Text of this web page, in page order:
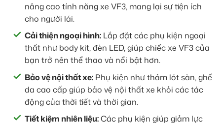
nâng cao tính năng xe VF3, mang lại sự tiện ích
cho người lái.
Cải thiện ngoại hình: Lắp đặt các phụ kiện ngoại
thất như body kit, đèn LED, giúp chiếc xe VF3 của
bạn trở nên thể thao và nổi bật hơn.
Bảo vệ nội thất xe: Phụ kiện như thảm lót sàn, ghế
da cao cấp giúp bảo vệ nội thất xe khỏi các tác
động của thời tiết và thời gian.
Tiết kiệm nhiên liệu:Các phụ kiện giúp giảm lực